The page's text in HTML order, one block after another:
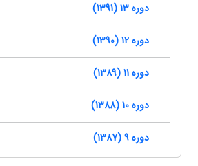
دوره 13 (1391)
دوره 12 (1390)
دوره 11 (1389)
دوره 10 (1388)
دوره 9 (1387)